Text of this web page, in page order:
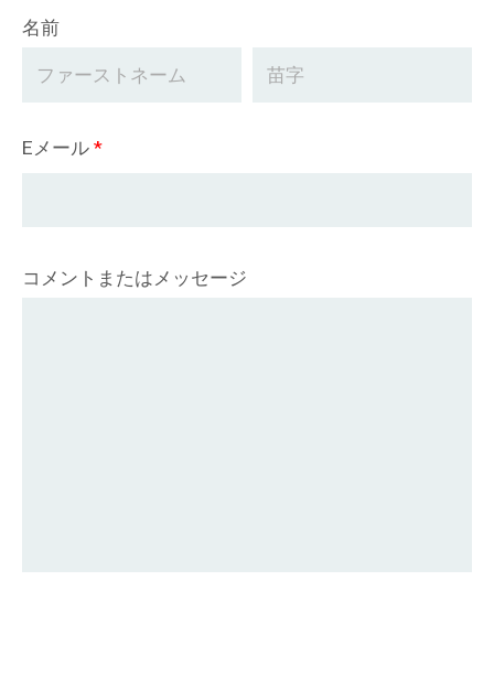
名前
Eメール*
コメントまたはメッセージ